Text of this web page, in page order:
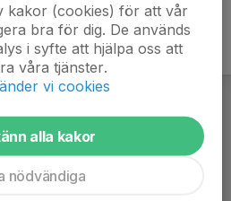
kakor (cookies) för att vår
bra för dig. De används
i syfte att hjälpa oss att
våra tjänster.
vi cookies
alla kakor
nödvändiga